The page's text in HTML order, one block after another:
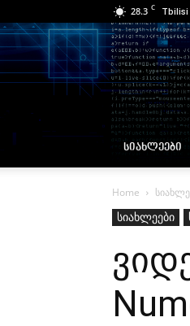
28.3 C Tbilisi
ᲡᲘᲐᲮᲚᲔᲔᲑᲘ
Home
სიახლეები